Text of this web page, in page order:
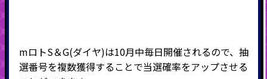
mロトS＆G(ダイヤ)は10月中毎日開催されるので、抽
選番号を複数獲得することで当選確率をアップさせる